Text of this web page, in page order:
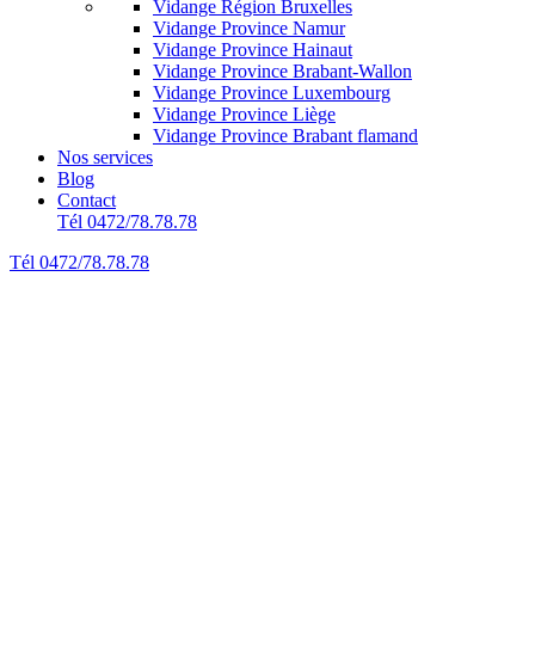
Vidange Région Bruxelles
Vidange Province Namur
Vidange Province Hainaut
Vidange Province Brabant-Wallon
Vidange Province Luxembourg
Vidange Province Liège
Vidange Province Brabant flamand
Nos services
Blog
Contact
Tél 0472/78.78.78
Tél 0472/78.78.78